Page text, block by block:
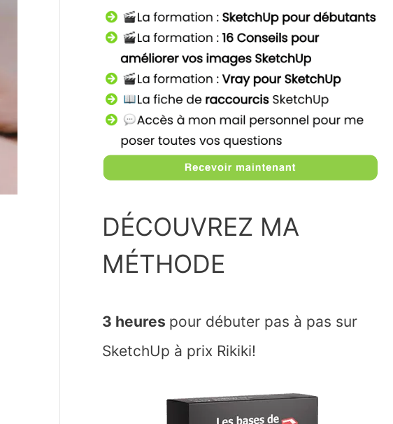
DÉCOUVREZ MA
MÉTHODE
3 heures pour débuter pas à pas sur
SketchUp à prix Rikiki!